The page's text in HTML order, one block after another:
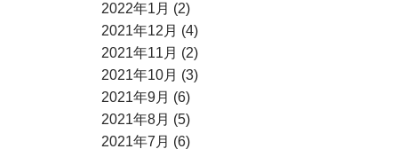
2022年1月 (2)
2021年12月 (4)
2021年11月 (2)
2021年10月 (3)
2021年9月 (6)
2021年8月 (5)
2021年7月 (6)